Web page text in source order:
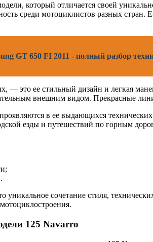
который отличается своей
среди мотоциклистов разных
GT 650 FI 2011 - полный разбор
— это ее стильный дизайн и легкая
внешним видом. Прекрасные
в ее выдающихся
езды и путешествий по горным
сочетание стиля,
125 Navarro